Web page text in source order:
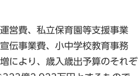
営費、私立保育園等支援事業
伝事業費、小中学校教育事務
により、歳入歳出予算のそれぞ